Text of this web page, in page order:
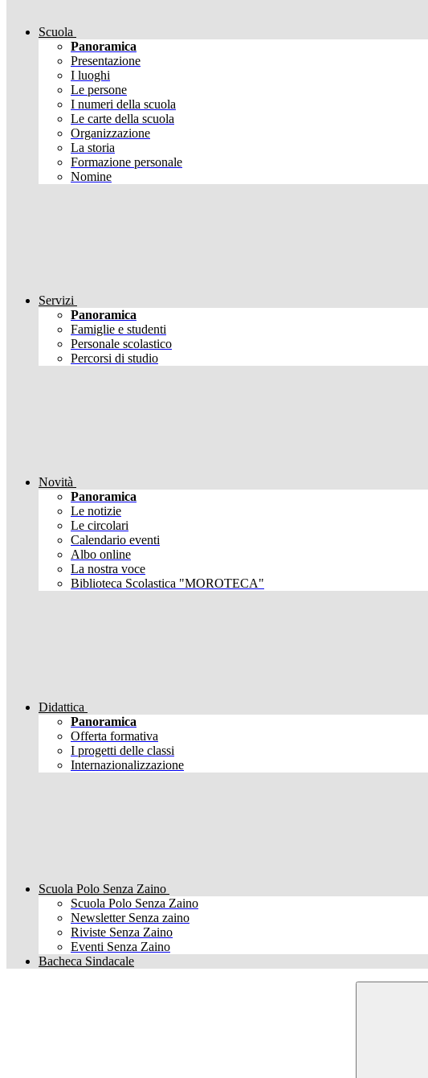
Scuola
Panoramica
Presentazione
I luoghi
Le persone
I numeri della scuola
Le carte della scuola
Organizzazione
La storia
Formazione personale
Nomine
Servizi
Panoramica
Famiglie e studenti
Personale scolastico
Percorsi di studio
Novità
Panoramica
Le notizie
Le circolari
Calendario eventi
Albo online
La nostra voce
Biblioteca Scolastica "MOROTECA"
Didattica
Panoramica
Offerta formativa
I progetti delle classi
Internazionalizzazione
Scuola Polo Senza Zaino
Scuola Polo Senza Zaino
Newsletter Senza zaino
Riviste Senza Zaino
Eventi Senza Zaino
Bacheca Sindacale